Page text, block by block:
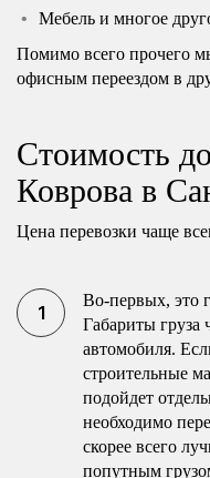
Мебель и многое
Помимо всего прочего
офисным переездом в
Стоимость
Коврова в
Цена перевозки чаще
Во-первых, это
Габариты груза
автомобиля.
строительные
подойдет
необходимо
скорее всего
попутным